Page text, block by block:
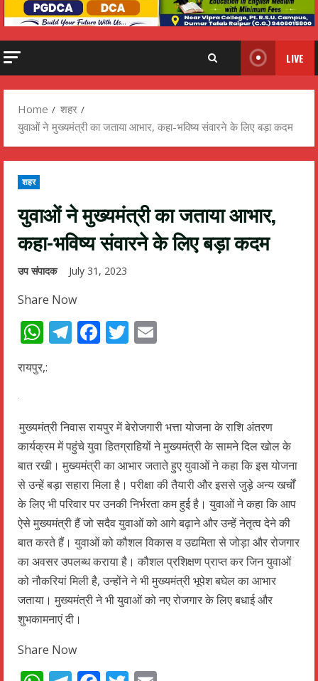
LIVE
Home
शहर
युवाओं ने मुख्यमंत्री का जताया आभार, कहा-भविष्य संवारने के लिए बड़ा कदम
शहर
युवाओं ने मुख्यमंत्री का जताया आभार,
कहा-भविष्य संवारने के लिए बड़ा कदम
उप संपादक July 31, 2023
Share Now
WhatsApp
Telegram
Facebook
Twitter
रायपुर,:
मुख्यमंत्री निवास रायपुर में बेरोजगारी भत्ता योजना के राशि अंतरण
कार्यक्रम में पहुंचे युवा हितग्राहियों ने मुख्यमंत्री के सामने दिल खोल के
बात रखी। मुख्यमंत्री का आभार जताते हुए युवाओं ने कहा कि इस योजना
से उन्हें बड़ा सहारा मिला है। परीक्षा की तैयारी और इससे जुड़े अन्य खर्चों
के लिए भी परिवार पर उनकी निर्भरता कम हुई है। युवाओं ने कहा कि आप
ऐसे मुख्यमंत्री हैं जो सदैव युवाओं को आगे बढ़ाने और उन्हें नेतृत्व देने की
बात करते हैं। युवाओं को कौशल विकास व उद्यमिता से जोड़ा और रोजगार
का अवसर उपलब्ध कराया है। कौशल प्रशिक्षण प्राप्त कर जिन युवाओं
को नौकरियां मिली है, उन्होंने ने भी मुख्यमंत्री भूपेश बघेल का आभार
जताया। मुख्यमंत्री ने भी युवाओं को नए रोजगार के लिए बधाई और
शुभकामनाएं दी।
Share Now